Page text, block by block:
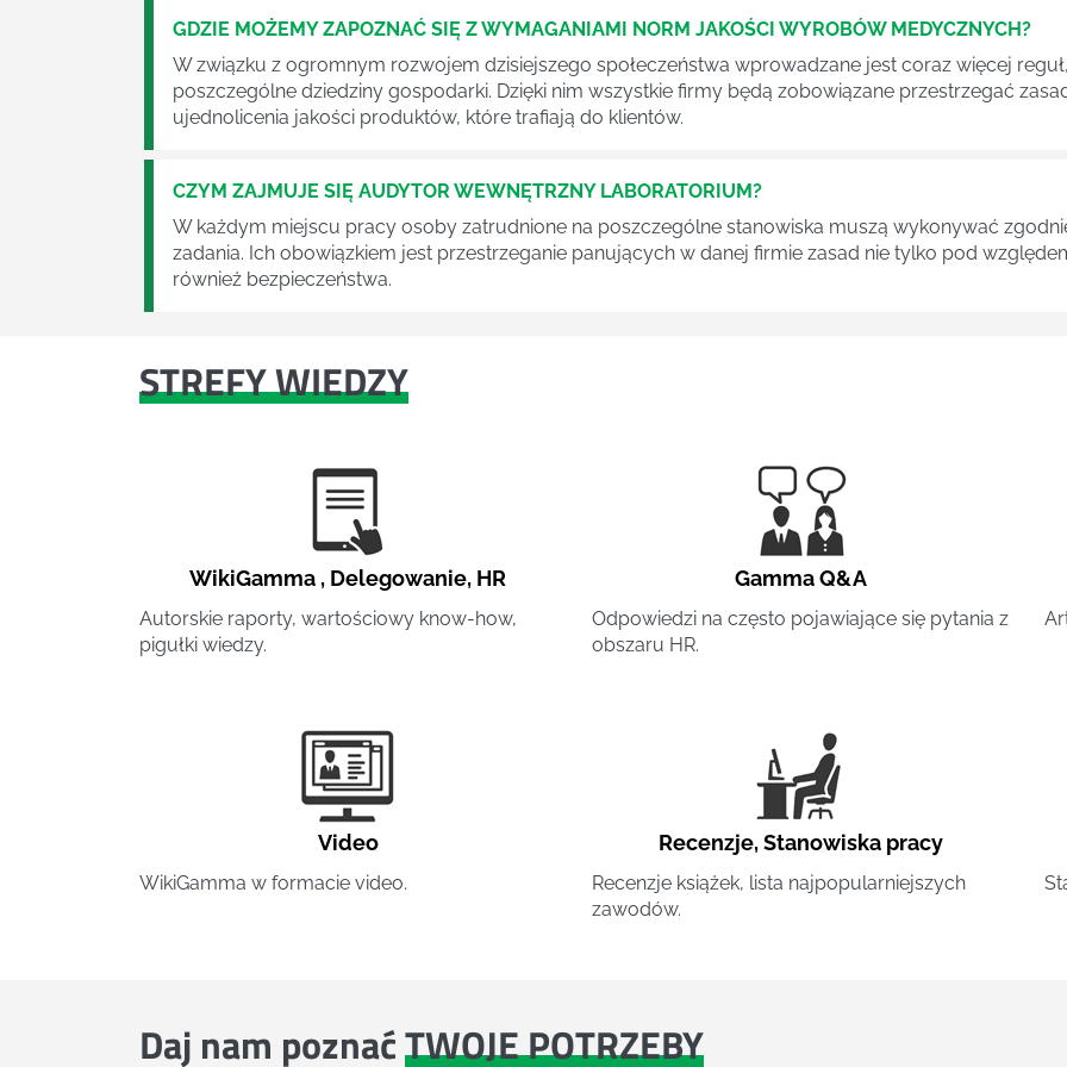
GDZIE MOŻEMY ZAPOZNAĆ SIĘ Z WYMAGANIAMI NORM JAKOŚCI WYROBÓW MEDYCZNYCH?
W związku z ogromnym rozwojem dzisiejszego społeczeństwa wprowadzane jest coraz więcej
poszczególne dziedziny gospodarki. Dzięki nim wszystkie firmy będą zobowiązane przestrzegać
ujednolicenia jakości produktów, które trafiają do klientów.
CZYM ZAJMUJE SIĘ AUDYTOR WEWNĘTRZNY LABORATORIUM?
W każdym miejscu pracy osoby zatrudnione na poszczególne stanowiska muszą wykonywać
zadania. Ich obowiązkiem jest przestrzeganie panujących w danej firmie zasad nie tylko pod
również bezpieczeństwa.
STREFY WIEDZY
WikiGamma , Delegowanie, HR
Autorskie raporty, wartościowy know-how,
pigułki wiedzy.
Gamma Q&A
Odpowiedzi na często pojawiające się pytania z
obszaru HR.
Video
WikiGamma w formacie video.
Recenzje,Stanowiska pracy
Recenzje książek, lista najpopularniejszych
zawodów.
Daj nam poznaćTWOJE POTRZEBY